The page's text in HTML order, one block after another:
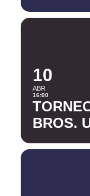
10
ABR
16:00
BROS.